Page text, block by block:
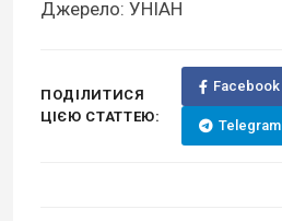
Джерело: УНІАН
ПОДІЛИТИСЯ
ЦІЄЮ СТАТТЕЮ:
Facebook
Telegram